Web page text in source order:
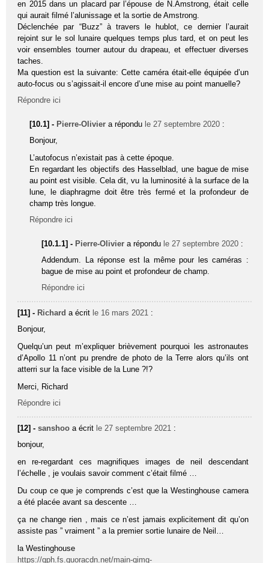
en 2015 dans un placard par l’épouse de N.Amstrong, était celle
qui aurait filmé l’alunissage et la sortie de Amstrong.
Déclenchée par “Buzz” à travers le hublot, ce dernier l’aurait
rejoint sur le sol lunaire quelques temps plus tard, et on peut les
voir ensembles tourner autour du drapeau, et effectuer diverses
taches.
Ma question est la suivante: Cette caméra était-elle équipée d’un
auto-focus ou s’agissait-il encore d’une mise au point manuelle?
Répondre ici
[10.1] - Pierre-Olivier a répondu le 27 septembre 2020 :
Bonjour,
L’autofocus n’existait pas à cette époque.
En regardant les objectifs des Hasselblad, une bague de mise
au point est visible. Cela dit, vu la luminosité à la surface de la
lune, le diaphragme doit être très fermé et la profondeur de
champ très longue.
Répondre ici
[10.1.1] - Pierre-Olivier a répondu le 27 septembre 2020 :
Addendum. La réponse est la même pour les caméras :
bague de mise au point et profondeur de champ.
Répondre ici
[11] - Richard a écrit le 16 mars 2021 :
Bonjour,
Quelqu’un peut m’expliquer brièvement pourquoi les astronautes
d’Apollo 11 n’ont pu prendre de photo de la Terre alors qu’ils ont
atterri sur la face visible de la Lune ?!?
Merci, Richard
Répondre ici
[12] -sanshoo a écrit le 27 septembre 2021 :
bonjour,
en re-regardant ces magnifiques images de neil descendant
l’échelle , je voulais savoir comment c’était filmé …
Du coup ce que je comprends c’est que la Westinghouse camera
a été placée avant sa descente …
ça ne change rien , mais ce n’est jamais explicitement dit qu’on
assiste pas ” vraiment ” a la premier sortie lunaire de Neil…
la Westinghouse
https://qph.fs.quoracdn.net/main-qimg-